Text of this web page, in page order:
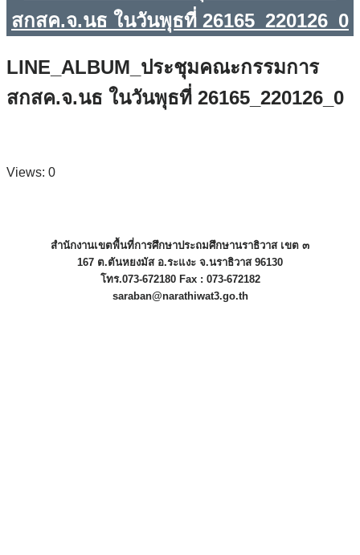
สกสค.จ.นธ ในวันพุธที่ 26165_220126_0
LINE_ALBUM_ประชุมคณะกรรมการ
สกสค.จ.นธ ในวันพุธที่ 26165_220126_0
Views: 0
สำนักงานเขตพื้นที่การศึกษาประถมศึกษานราธิวาส เขต ๓
167 ต.ตันหยงมัส อ.ระแงะ จ.นราธิวาส 96130
โทร.073-672180 Fax : 073-672182
saraban@narathiwat3.go.th